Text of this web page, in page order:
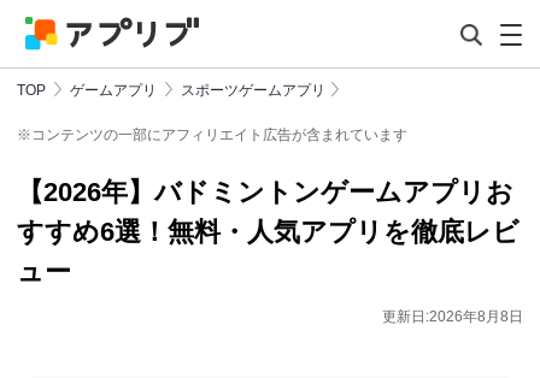
TOP ゲームアプリ スポーツゲームアプリ
※コンテンツの一部にアフィリエイト広告が含まれています
【2026年】バドミントンゲームアプリお
すすめ6選！無料・人気アプリを徹底レビ
ュー
更新日:2026年8月8日